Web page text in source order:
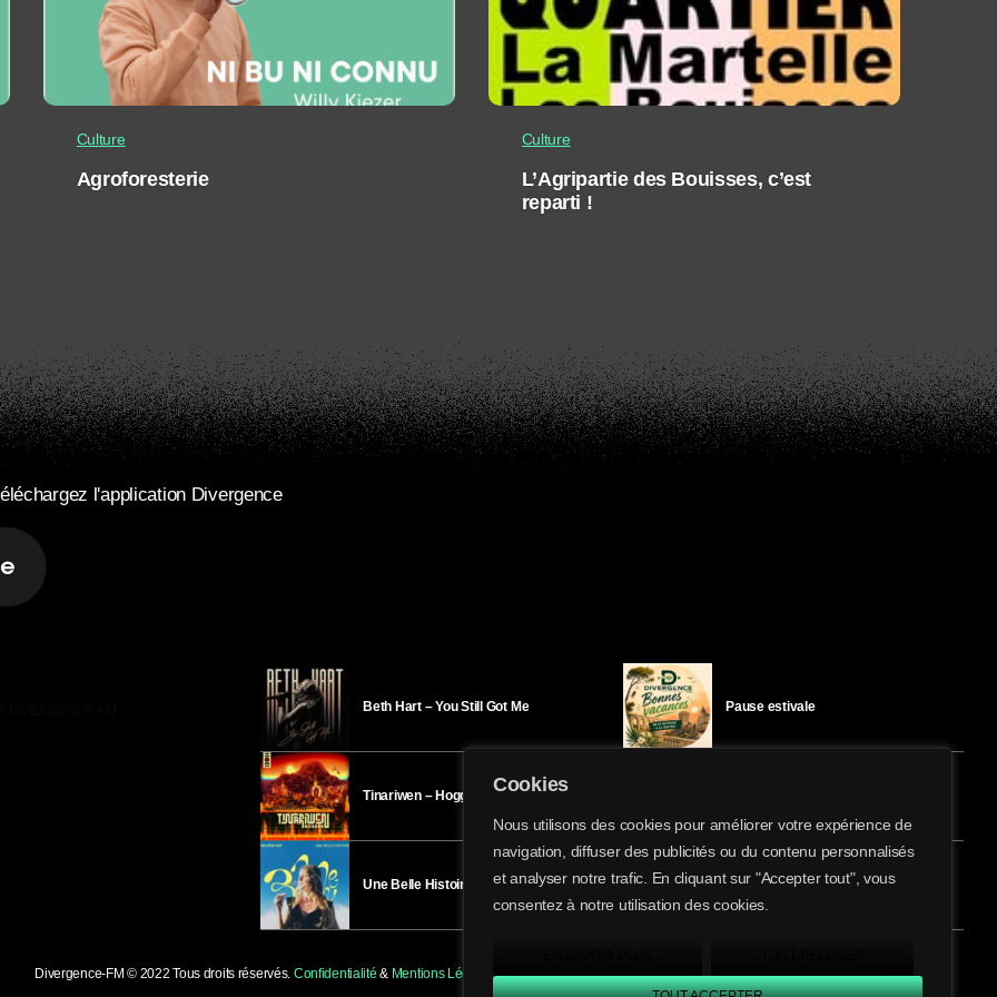
Cookies
Nous utilisons des cookies pour améliorer votre expérience de
navigation, diffuser des publicités ou du contenu personnalisés
et analyser notre trafic. En cliquant sur "Accepter tout", vous
consentez à notre utilisation des cookies.
share
5
email
Culture
Agroforesterie
Culture
L’Agripartie des Bouisses, c’est
reparti !
l'application Divergence
Beth Hart – You Still Got Me
Tinariwen – Hoggar
Une Belle Histoire – Héloïse Bay
Pause estivale
Ici l’Ombre – mardi 28 juillet
Divergence-FM © 2022 Tous droits réservés. Confidentialité & Mentions Légales.